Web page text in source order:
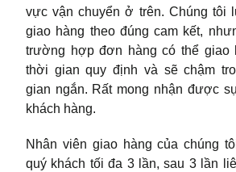
vực vận chuyển ở trên. Chúng tôi
giao hàng theo đúng cam kết,
trường hợp đơn hàng có thể giao
thời gian quy định và sẽ chậm
gian ngắn. Rất mong nhận được
khách hàng.
Nhân viên giao hàng của chúng
quý khách tối đa 3 lần, sau 3 lần